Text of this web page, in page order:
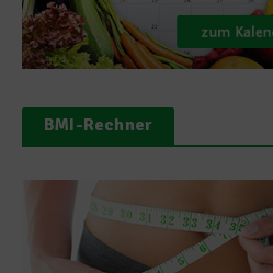
BMI-Rechner